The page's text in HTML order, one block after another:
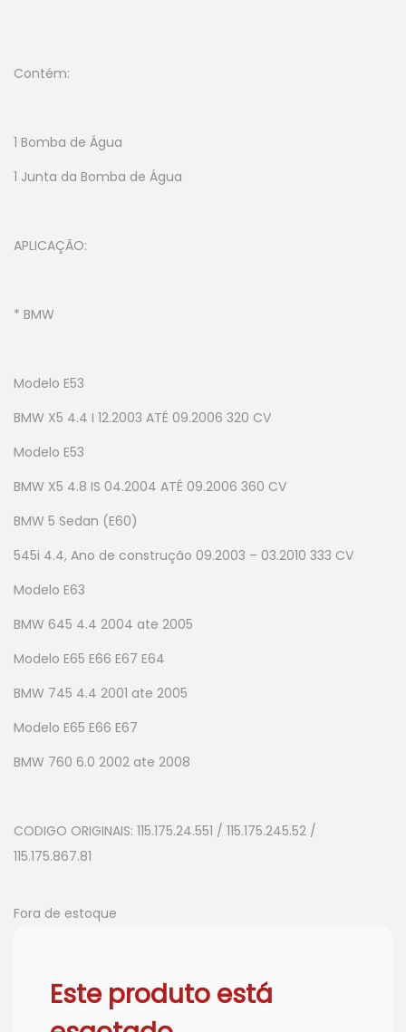
Contém:
1 Bomba de Água
1 Junta da Bomba de Água
APLICAÇÃO:
* BMW
Modelo E53
BMW X5 4.4 I 12.2003 ATÉ 09.2006 320 CV
Modelo E53
BMW X5 4.8 IS 04.2004 ATÉ 09.2006 360 CV
BMW 5 Sedan (E60)
545i 4.4, Ano de construção 09.2003 – 03.2010 333 CV
Modelo E63
BMW 645 4.4 2004 ate 2005
Modelo E65 E66 E67 E64
BMW 745 4.4 2001 ate 2005
Modelo E65 E66 E67
BMW 760 6.0 2002 ate 2008
CODIGO ORIGINAIS: 115.175.24.551 / 115.175.245.52 /
115.175.867.81
Fora de estoque
Este produto está